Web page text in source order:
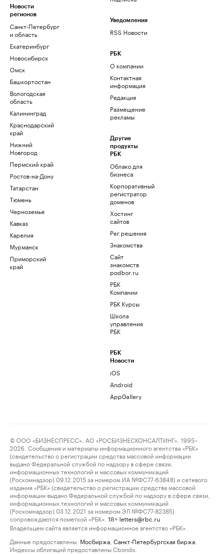
Новости
регионов
Санкт-Петербург
и область
Екатеринбург
Новосибирск
Омск
Башкортостан
Вологодская
область
Калининград
Краснодарский
край
Нижний
Новгород
Пермский край
Ростов-на-Дону
Татарстан
Тюмень
Черноземье
Кавказ
Карелия
Мурманск
Приморский
край
Уведомления
RSS Новости
РБК
О компании
Контактная
информация
Редакция
Размещение
рекламы
Другие
продукты
РБК
Облако для
бизнеса
Корпоративный
регистратор
доменов
Хостинг
сайтов
Рег.решения
Знакомства
Сайт
знакомств
podbor.ru
РБК
Компании
РБК Курсы
Школа
управления
РБК
РБК
Новости
iOS
Android
AppGallery
© ООО «БИЗНЕСПРЕСС», АО «РОСБИЗНЕСКОНСАЛТИНГ», 1995–
2026. Сообщения и материалы информационного агентства «РБК»
(свидетельство о регистрации средства массовой информации
выдано Федеральной службой по надзору в сфере связи,
информационных технологий и массовых коммуникаций
(Роскомнадзор) 09.12.2015 за номером ИА №ФС77-63848) и сетевого
издания «РБК» (свидетельство о регистрации средства массовой
информации выдано Федеральной службой по надзору в сфере связи,
информационных технологий и массовых коммуникаций
(Роскомнадзор) 03.12.2021 за номером ЭЛ №ФС77-82385)
сопровождаются пометкой «РБК».
18+ letters@rbc.ru
Владельцем сайта является информационное агентство «РБК».
Данные предоставлены: Мосбиржа Санкт-Петербургская биржа
Индексы облигаций предоставлены Cbonds.